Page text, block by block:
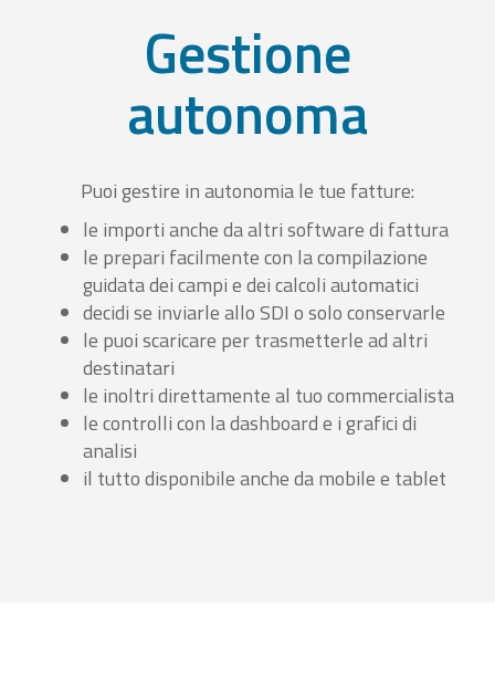
Gestione
autonoma
Puoi gestire in autonomia le tue fatture:
le importi anche da altri software di fattura
le prepari facilmente con la compilazione
guidata dei campi e dei calcoli automatici
decidi se inviarle allo SDI o solo conservarle
le puoi scaricare per trasmetterle ad altri
destinatari
le inoltri direttamente al tuo commercialista
le controlli con la dashboard e i grafici di
analisi
il tutto disponibile anche da mobile e tablet